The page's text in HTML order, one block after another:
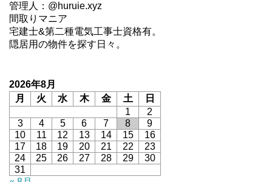
管理人：@huruie.xyz
間取りマニア
宅建士&第二種電気工事士資格有。
隠居用の物件を探す日々。
2026年8月
月
火 水 木 金 土
日
1
2
3
4 5 6 7 8
9
10
11 12 13 14 15
16
17
18 19 20 21 22
23
24
25 26 27 28 29
30
31